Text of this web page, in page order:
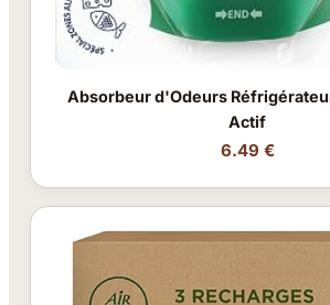
Absorbeur d'Odeurs
Actif
6.49 €